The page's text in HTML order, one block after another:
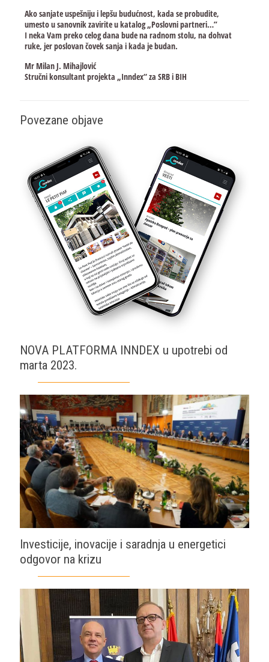
Ako sanjate uspešniju i lepšu budućnost, kada se probudite,
umesto u sanovnik zavirite u katalog „Poslovni partneri…”
I neka Vam preko celog dana bude na radnom stolu, na dohvat
ruke, jer poslovan čovek sanja i kada je budan.
Mr Milan J. Mihajlović
Stručni konsultant projekta „Inndex“ za SRB i BIH
Povezane objave
NOVA PLATFORMA INNDEX u upotrebi od
marta 2023.
Investicije, inovacije i saradnja u energetici
odgovor na krizu